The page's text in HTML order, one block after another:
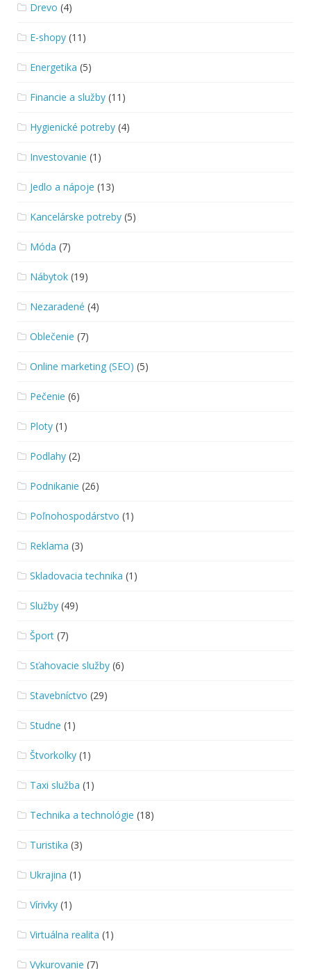
Drevo (4)
E-shopy (11)
Energetika (5)
Financie a služby (11)
Hygienické potreby (4)
Investovanie (1)
Jedlo a nápoje (13)
Kancelárske potreby (5)
Móda (7)
Nábytok (19)
Nezaradené (4)
Oblečenie (7)
Online marketing (SEO) (5)
Pečenie (6)
Ploty (1)
Podlahy (2)
Podnikanie (26)
Poľnohospodárstvo (1)
Reklama (3)
Skladovacia technika (1)
Služby (49)
Šport (7)
Sťahovacie služby (6)
Stavebníctvo (29)
Studne (1)
Štvorkolky (1)
Taxi služba (1)
Technika a technológie (18)
Turistika (3)
Ukrajina (1)
Vírivky (1)
Virtuálna realita (1)
Vykurovanie (7)